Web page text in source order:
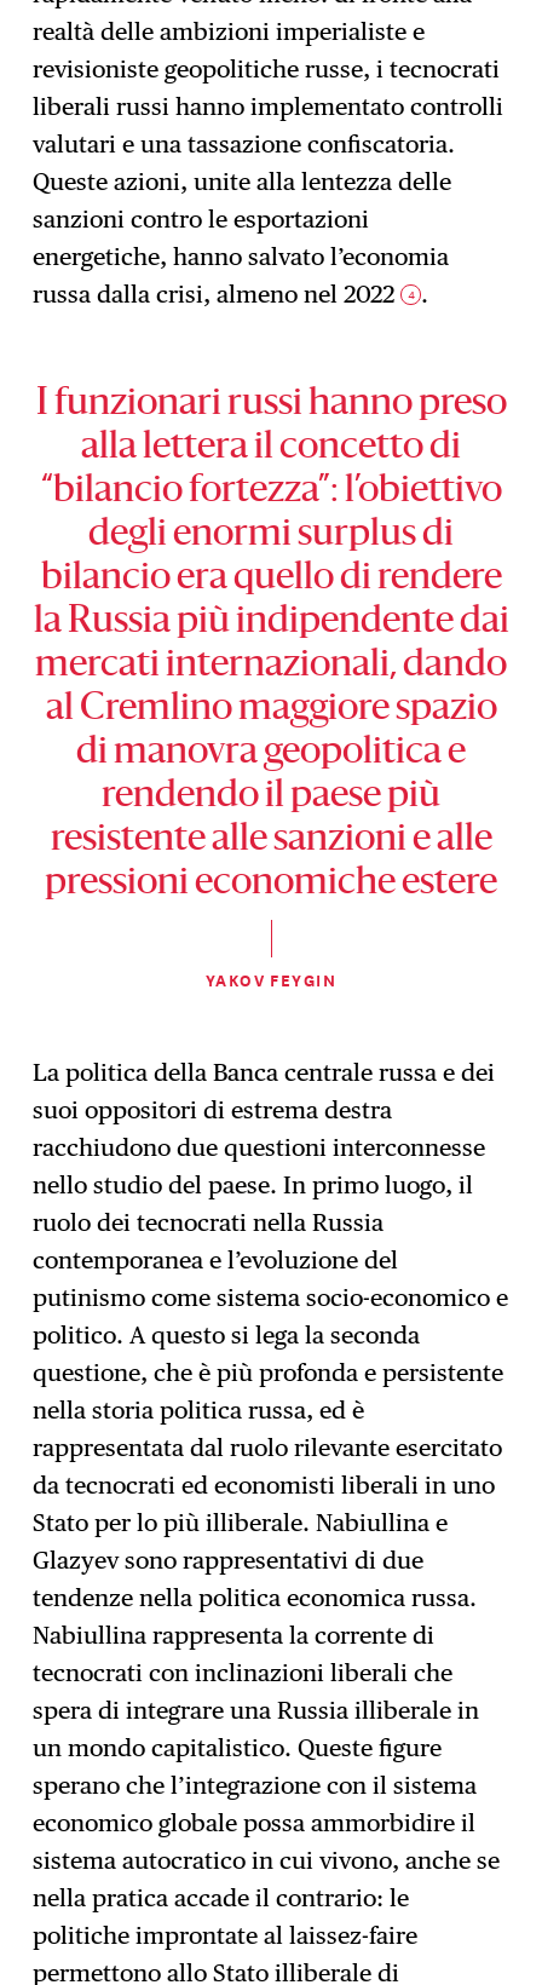
realtà delle ambizioni imperialiste e
revisioniste geopolitiche russe, i tecnocrati
liberali russi hanno implementato controlli
valutari e una tassazione confiscatoria.
Queste azioni, unite alla lentezza delle
sanzioni contro le esportazioni
energetiche, hanno salvato l’economia
russa dalla crisi, almeno nel 2022 4 .
I funzionari russi hanno preso
alla lettera il concetto di
“bilancio fortezza”: l’obiettivo
degli enormi surplus di
bilancio era quello di rendere
la Russia più indipendente dai
mercati internazionali, dando
al Cremlino maggiore spazio
di manovra geopolitica e
rendendo il paese più
resistente alle sanzioni e alle
pressioni economiche estere
YAKOV FEYGIN
La politica della Banca centrale russa e dei
suoi oppositori di estrema destra
racchiudono due questioni interconnesse
nello studio del paese. In primo luogo, il
ruolo dei tecnocrati nella Russia
contemporanea e l’evoluzione del
putinismo come sistema socio-economico e
politico. A questo si lega la seconda
questione, che è più profonda e persistente
nella storia politica russa, ed è
rappresentata dal ruolo rilevante esercitato
da tecnocrati ed economisti liberali in uno
Stato per lo più illiberale. Nabiullina e
Glazyev sono rappresentativi di due
tendenze nella politica economica russa.
Nabiullina rappresenta la corrente di
tecnocrati con inclinazioni liberali che
spera di integrare una Russia illiberale in
un mondo capitalistico. Queste figure
sperano che l’integrazione con il sistema
economico globale possa ammorbidire il
sistema autocratico in cui vivono, anche se
nella pratica accade il contrario: le
politiche improntate al laissez-faire
permettono allo Stato illiberale di